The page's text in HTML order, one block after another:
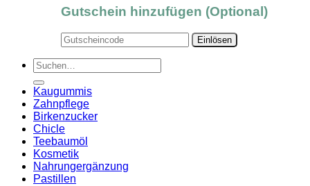
Gutschein hinzufügen (Optional)
Suchen
nach:
Kaugummis
Zahnpflege
Birkenzucker
Chicle
Teebaumöl
Kosmetik
Nahrungergänzung
Pastillen